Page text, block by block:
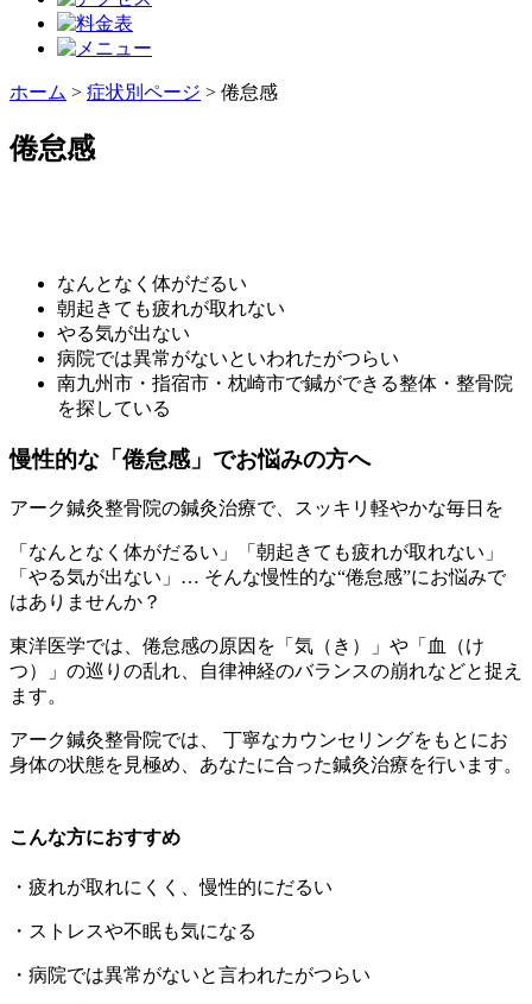
ホーム > 症状別ページ > 倦怠感
倦怠感
なんとなく体がだるい
朝起きても疲れが取れない
やる気が出ない
病院では異常がないといわれたがつらい
南九州市・指宿市・枕崎市で鍼ができる整体・整骨院
を探している
慢性的な「倦怠感」でお悩みの方へ
アーク鍼灸整骨院の鍼灸治療で、スッキリ軽やかな毎日を
「なんとなく体がだるい」「朝起きても疲れが取れない」
「やる気が出ない」… そんな慢性的な“倦怠感”にお悩みで
はありませんか？
東洋医学では、倦怠感の原因を「気（き）」や「血（け
つ）」の巡りの乱れ、自律神経のバランスの崩れなどと捉え
ます。
アーク鍼灸整骨院では、 丁寧なカウンセリングをもとにお
身体の状態を見極め、あなたに合った鍼灸治療を行います。
こんな方におすすめ
・疲れが取れにくく、慢性的にだるい
・ストレスや不眠も気になる
・病院では異常がないと言われたがつらい